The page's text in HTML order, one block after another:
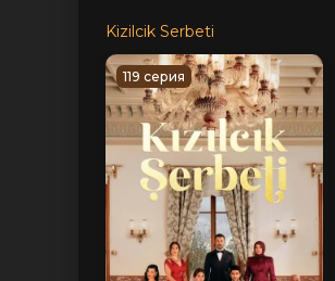
Kizilcik Serbeti
119 серия